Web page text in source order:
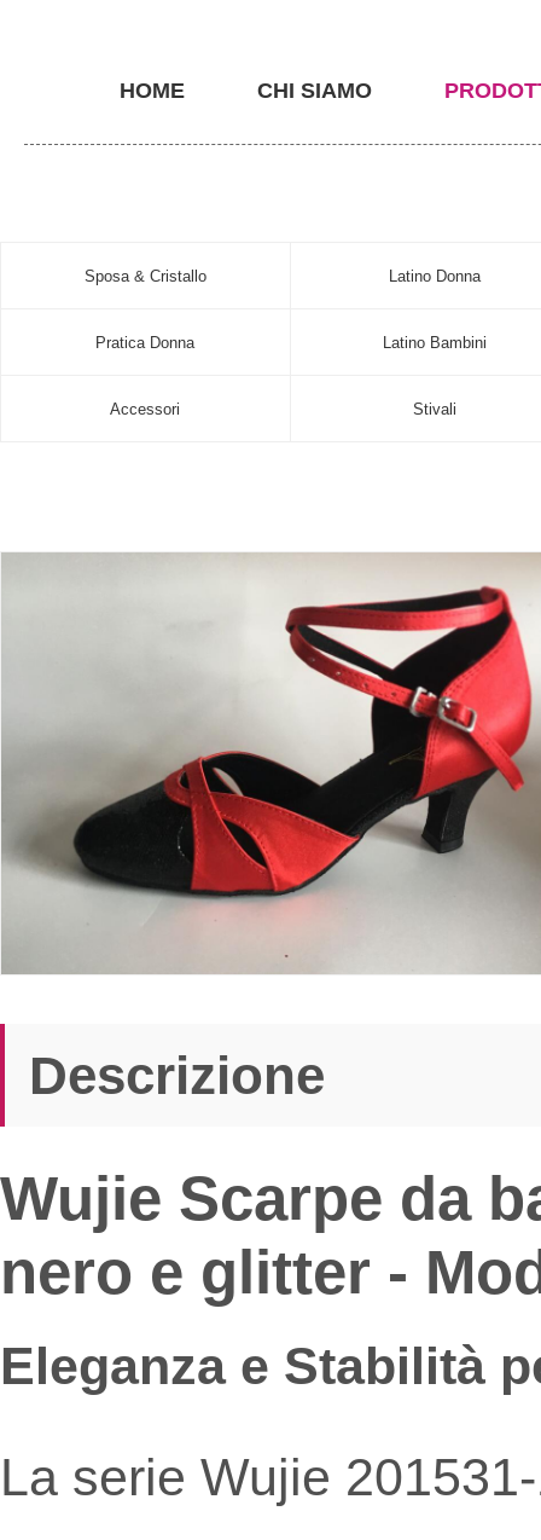
HOME CHI SIAMO
Sposa & Cristallo Latino Donna
Pratica Donna Latino Bambini
Accessori Stivali
Descrizione
Wujie Scarpe da
nero e glitter -
Eleganza e Stabilità
La serie Wujie